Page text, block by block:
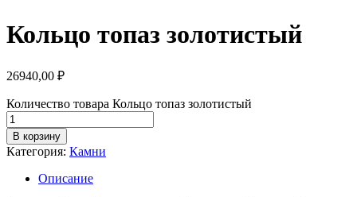
Кольцо топаз золотистый
26940,00 ₽
Количество товара Кольцо топаз золотистый
В корзину
Категория: Камни
Описание